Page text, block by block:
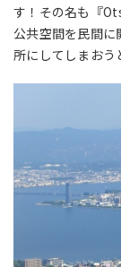
す！その名も『
公共空間を民間
所にしてしまおう